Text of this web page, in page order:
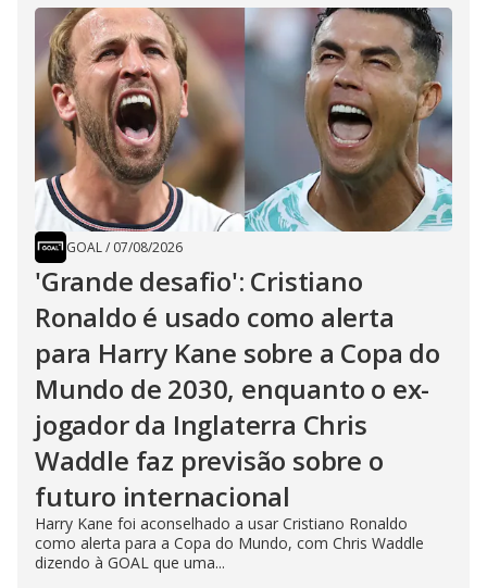
GOAL/ 07/08/2026
'Grande desafio': Cristiano
Ronaldo é usado como alerta
para Harry Kane sobre a Copa do
Mundo de 2030, enquanto o ex-
jogador da Inglaterra Chris
Waddle faz previsão sobre o
futuro internacional
Harry Kane foi aconselhado a usar Cristiano Ronaldo
como alerta para a Copa do Mundo, com Chris Waddle
dizendo à GOAL que uma...